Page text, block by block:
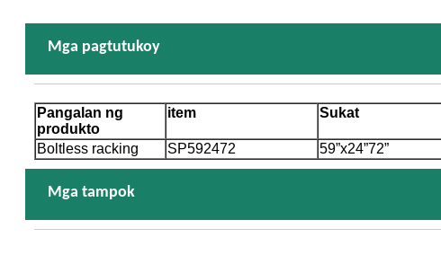
Mga pagtutukoy
Pangalan ng
produkto
item Sukat
Boltless racking SP592472 59”x24”72”
Mga tampok